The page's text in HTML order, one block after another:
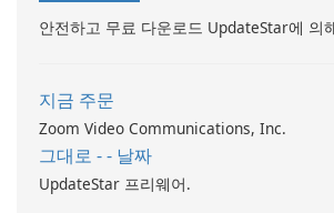
안전하고 무료 다운로드 UpdateStar에 의
지금 주문
Zoom Video Communications, Inc.
그대로 - - 날짜
UpdateStar 프리웨어.